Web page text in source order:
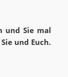
und Sie mal
und Euch.